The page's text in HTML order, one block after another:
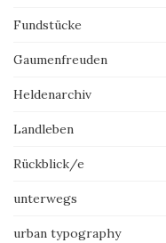
Fundstücke
Gaumenfreuden
Heldenarchiv
Landleben
Rückblick/e
unterwegs
urban typography